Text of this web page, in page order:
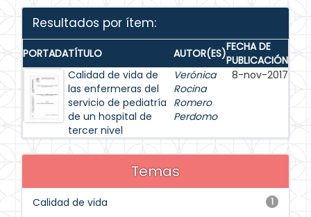
Resultados por ítem:
PORTADATÍTULO AUTOR(ES)FECHA DE
PUBLICACIÓN
Calidad de vida de
las enfermeras del
servicio de pediatría
de un hospital de
tercer nivel
Verónica
Rocina
Romero
Perdomo
8-nov-2017
Temas
1
Calidad de vida